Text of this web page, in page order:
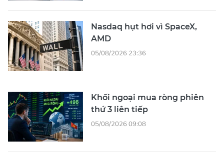
Nasdaq hụt hơi vì SpaceX,
AMD
05/08/2026 23:36
Khối ngoại mua ròng phiên
thứ 3 liên tiếp
05/08/2026 09:08